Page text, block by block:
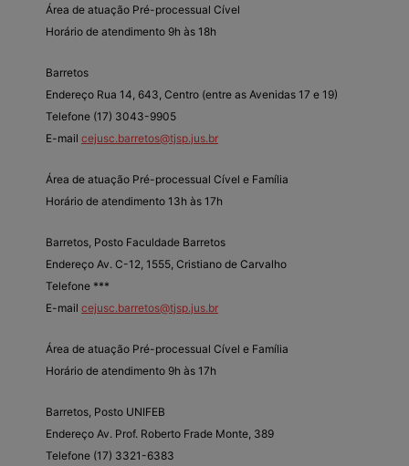
Área de atuação Pré-processual Cível
Horário de atendimento 9h às 18h
Barretos
Endereço Rua 14, 643, Centro (entre as Avenidas 17 e 19)
Telefone (17) 3043-9905
E-mail cejusc.barretos@tjsp.jus.br
Área de atuação Pré-processual Cível e Família
Horário de atendimento 13h às 17h
Barretos, Posto Faculdade Barretos
Endereço Av. C-12, 1555, Cristiano de Carvalho
Telefone ***
E-mail cejusc.barretos@tjsp.jus.br
Área de atuação Pré-processual Cível e Família
Horário de atendimento 9h às 17h
Barretos, Posto UNIFEB
Endereço Av. Prof. Roberto Frade Monte, 389
Telefone (17) 3321-6383